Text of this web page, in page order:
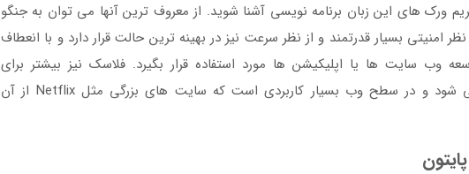
ورک های این زبان برنامه نویسی آشنا شوید. از معروف ترین آنها می توان به جنگو
امنیتی بسیار قدرتمند و از نظر سرعت نیز در بهینه ترین حالت قرار دارد و با انعطاف
وب سایت ها یا اپلیکیشن ها مورد استفاده قرار بگیرد. فلاسک نیز بیشتر برای
اپلیکیشن سازی استفاده می شود و در سطح وب بسیار کاربردی است که سایت های بزرگی مثل Netflix از آن